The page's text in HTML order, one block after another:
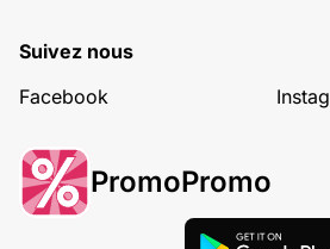
Suivez nous
Facebook
PromoPromo